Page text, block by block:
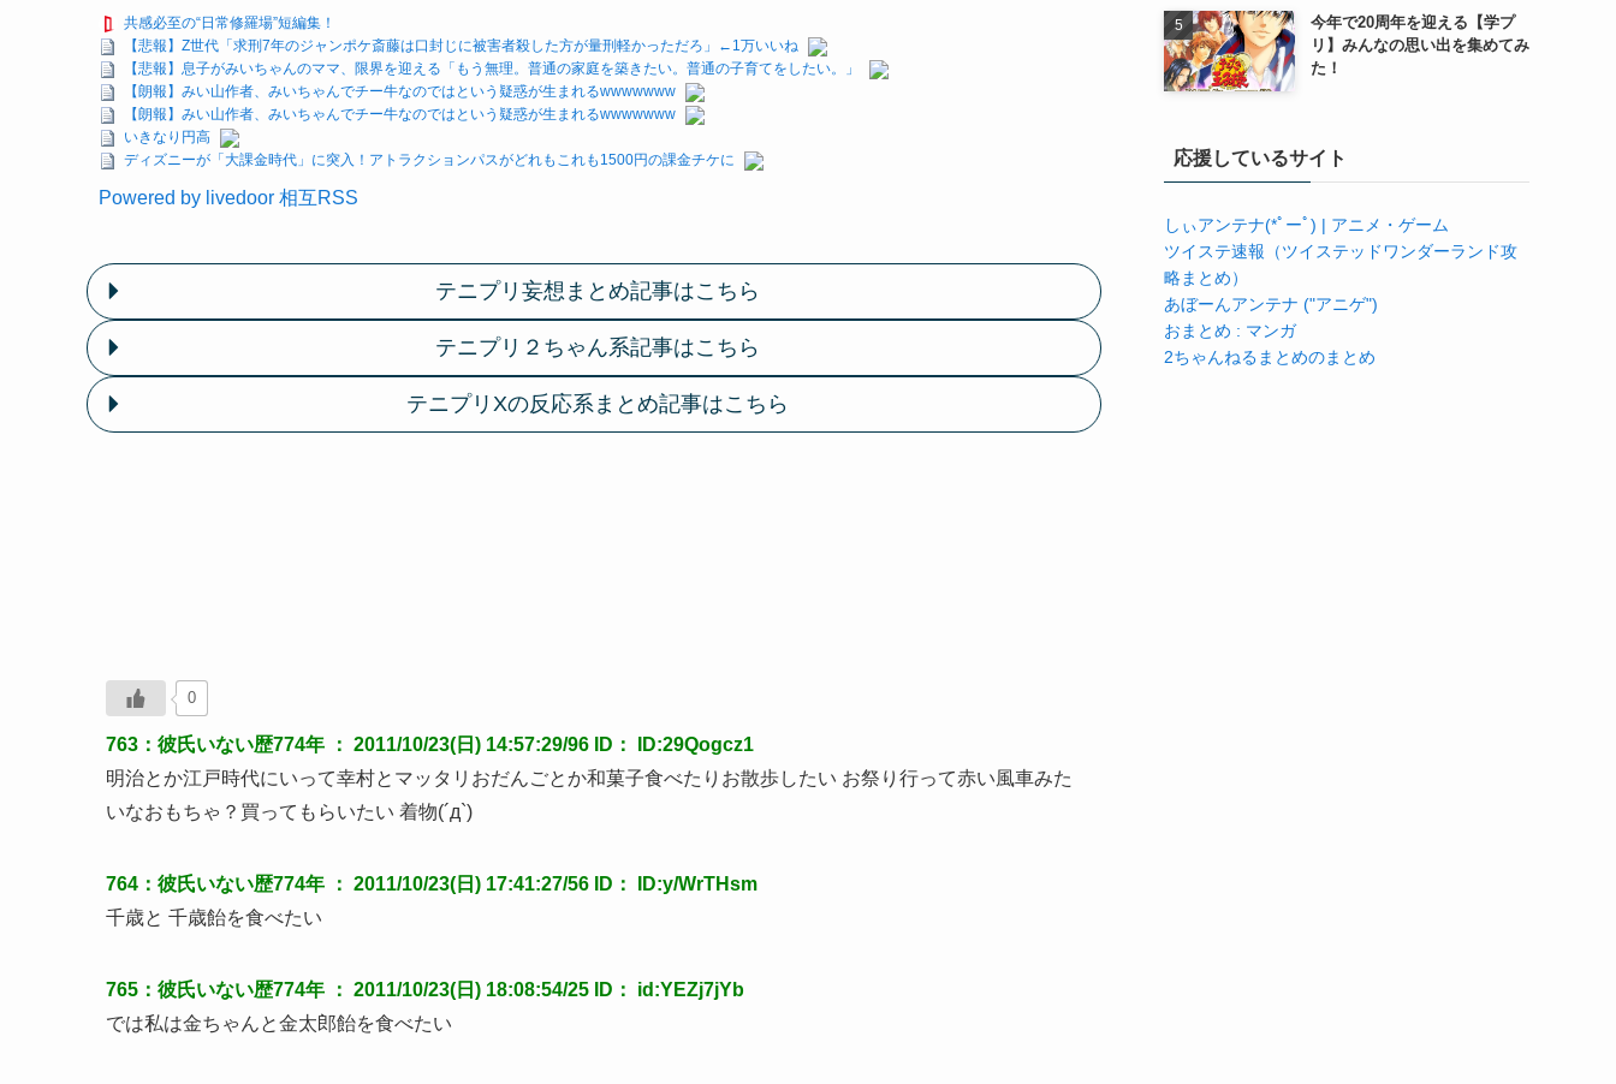
共感必至の“日常修羅場”短編集！
【悲報】Z世代「求刑7年のジャンポケ斎藤は口封じに被害者殺した方が量刑軽かっただろ」←1万いいね
【悲報】息子がみいちゃんのママ、限界を迎える「もう無理。普通の家庭を築きたい。普通の子育てをしたい。」
【朗報】みい山作者、みいちゃんでチー牛なのではという疑惑が生まれるwwwwwww
【朗報】みい山作者、みいちゃんでチー牛なのではという疑惑が生まれるwwwwwww
いきなり円高
ディズニーが「大課金時代」に突入！アトラクションパスがどれもこれも1500円の課金チケに
Powered by livedoor 相互RSS
テニプリ妄想まとめ記事はこちら
テニプリ２ちゃん系記事はこちら
テニプリXの反応系まとめ記事はこちら
0
763：彼氏いない歴774年 ： 2011/10/23(日) 14:57:29/96 ID： ID:29Qogcz1
明治とか江戸時代にいって幸村とマッタリおだんごとか和菓子食べたりお散歩したい お祭り行って赤い風車みた
いなおもちゃ？買ってもらいたい 着物(´д`)
764：彼氏いない歴774年 ： 2011/10/23(日) 17:41:27/56 ID： ID:y/WrTHsm
千歳と 千歳飴を食べたい
765：彼氏いない歴774年 ： 2011/10/23(日) 18:08:54/25 ID： id:YEZj7jYb
では私は金ちゃんと金太郎飴を食べたい
今年で20周年を迎える【学プ
リ】みんなの思い出を集めてみ
た！
応援しているサイト
しぃアンテナ(*ﾟーﾟ) | アニメ・ゲーム
ツイステ速報（ツイステッドワンダーランド攻
略まとめ）
あぼーんアンテナ ("アニゲ")
おまとめ : マンガ
2ちゃんねるまとめのまとめ